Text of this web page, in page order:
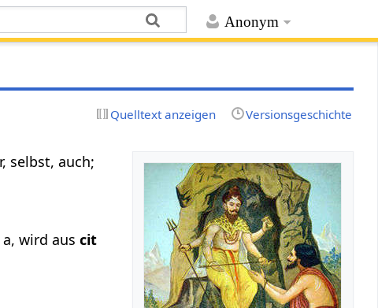
Anonym
Quelltext anzeigen Versionsgeschichte
selbst, auch;
a, wird auscit